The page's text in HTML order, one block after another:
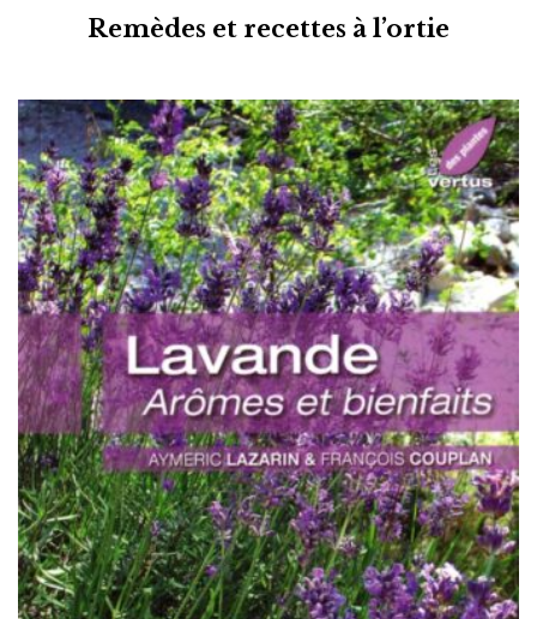
Remèdes et recettes à l’ortie